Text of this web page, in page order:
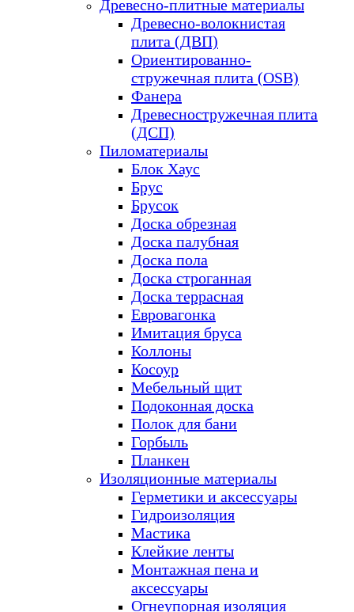
Древесно-плитные материалы
Древесно-волокнистая
плита (ДВП)
Ориентированно-
стружечная плита (OSB)
Фанера
Древесностружечная плита
(ДСП)
Пиломатериалы
Блок Хаус
Брус
Брусок
Доска обрезная
Доска палубная
Доска пола
Доска строганная
Доска террасная
Евровагонка
Имитация бруса
Коллоны
Косоур
Мебельный щит
Подоконная доска
Полок для бани
Горбыль
Планкен
Изоляционные материалы
Герметики и аксессуары
Гидроизоляция
Мастика
Клейкие ленты
Монтажная пена и
аксессуары
Огнеупорная изоляция